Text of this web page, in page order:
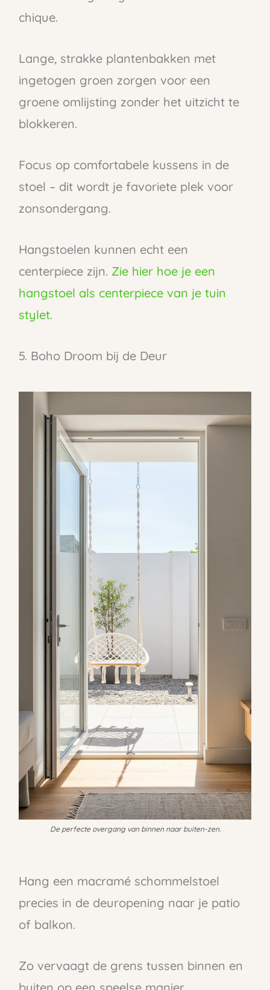
chique.
Lange, strakke plantenbakken met
ingetogen groen zorgen voor een
groene omlijsting zonder het uitzicht te
blokkeren.
Focus op comfortabele kussens in de
stoel – dit wordt je favoriete plek voor
zonsondergang.
Hangstoelen kunnen echt een
centerpiece zijn. Zie hier hoe je een
hangstoel als centerpiece van je tuin
stylet.
5. Boho Droom bij de Deur
De perfecte overgang van binnen naar buiten-zen.
Hang een macramé schommelstoel
precies in de deuropening naar je patio
of balkon.
Zo vervaagt de grens tussen binnen en